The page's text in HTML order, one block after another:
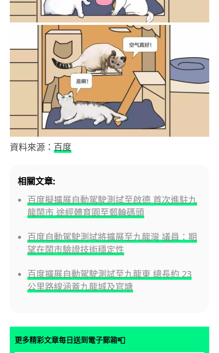
資料來源： 百度
相關文章:
百度擬擴展自動駕駛測試至啟德 首次進駐九
龍鬧市 途經體育園至郵輪碼頭
百度自動駕駛測試將擴展至九龍灣 議員：期
望在鬧市驗證技術穩定性
百度擴展自動駕駛測試至九龍東 總長約 23
公里路線涵蓋九龍城及官塘
更多精彩文章每日送到電子郵箱📮